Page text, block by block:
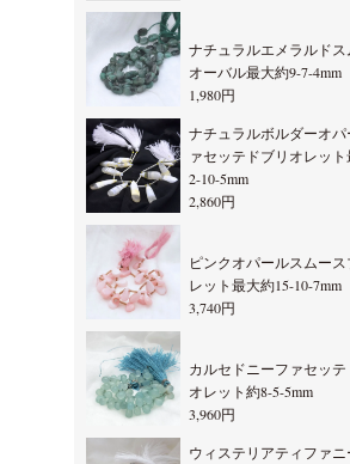
ナチュラルエメラルドス
オーバル最大約9-7-4mm
1,980円
ナチュラルボルダーオパ
ァセッテドブリオレット
2-10-5mm
2,860円
ピンクオパールスムース
レット最大約15-10-7mm
3,740円
カルセドニーファセッテ
オレット約8-5-5mm
3,960円
ウィステリアティファニ